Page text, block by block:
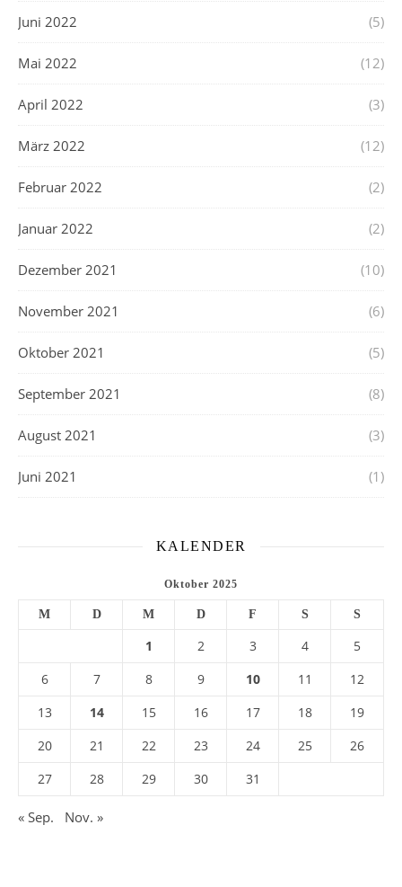
Juni 2022 (5)
Mai 2022 (12)
April 2022 (3)
März 2022 (12)
Februar 2022 (2)
Januar 2022 (2)
Dezember 2021 (10)
November 2021 (6)
Oktober 2021 (5)
September 2021 (8)
August 2021 (3)
Juni 2021 (1)
KALENDER
Oktober 2025
M D M D F S S
1 2 3 4
5
6
7 8 9 10 11
12
13
14 15 16 17 18
19
20
21 22 23 24 25
26
27
28 29 30 31
« Sep. Nov. »